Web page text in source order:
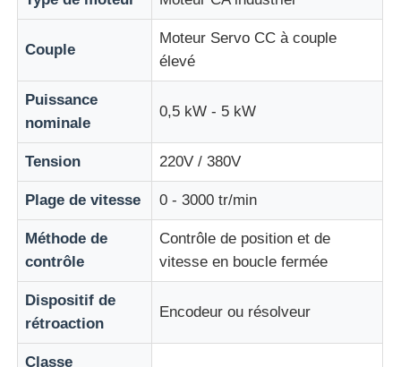
Dispositif de démarrage en douceur
Moteur des articulations du robot
Interface de machine humaine
réducteur de vitesse
SERVO MOTEUR CA
Couple
Moteur Servo CC à couple
élevé
Puissance
nominale
0,5 kW - 5 kW
Tension 220V / 380V
Plage de vitesse 0 - 3000 tr/min
Méthode de
contrôle
Contrôle de position et de
vitesse en boucle fermée
Dispositif de
rétroaction
Encodeur ou résolveur
Classe